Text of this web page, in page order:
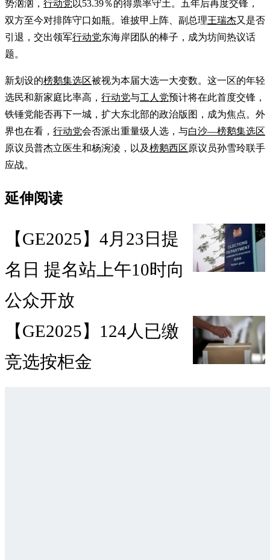
势汹汹， 行动党 以53.39％的得票率守土。五年后再度交锋，
双方至今对排阵守口如瓶。谁披甲上阵、副总理王瑞杰又是否
引退，交出领军行动党东海岸团队的棒子，成为坊间热议话
题。
新划设的榜鹅集选区被视为本届大选一大变数。这一区的年轻
选民和新家庭比率高， 行动党与工人党预计将在此首度交锋，
铁锤党能否再下一城，扩大东北部的政治版图，成为焦点。外
界也在看， 行动党会否派出重量级人选，与白沙—榜鹅集选区
原议员普杰立医生和杨涴淩，以及榜鹅西区原议员孙雪玲联手
应战。
延伸阅读
【GE2025】4月23日提
名日 提名站上午10时向
公众开放
【GE2025】124人已缴
竞选按柜金